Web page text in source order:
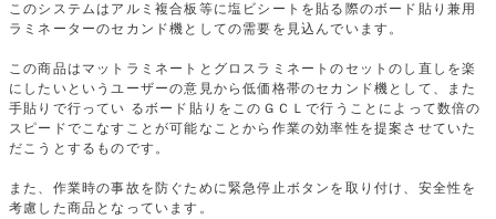
このシステムはアルミ複合板等に塩ビシートを貼る際のボード貼り兼用
ラミネーターのセカンド機としての需要を見込んでいます。
この商品はマットラミネートとグロスラミネートのセットのし直しを楽
にしたいというユーザーの意見から低価格帯のセカンド機として、また
手貼りで行ってい るボード貼りをこのＧＣＬで行うことによって数倍の
スピードでこなすことが可能なことから作業の効率性を提案させていた
だこうとするものです。
また、作業時の事故を防ぐために緊急停止ボタンを取り付け、安全性を
考慮した商品となっています。